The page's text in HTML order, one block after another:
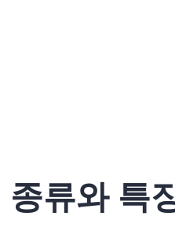
류와 특